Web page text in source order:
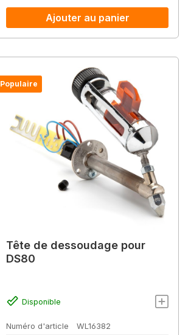
Ajouter au panier
Populaire
Tête de dessoudage pour
DS80
Disponible
Numéro d'article WL16382